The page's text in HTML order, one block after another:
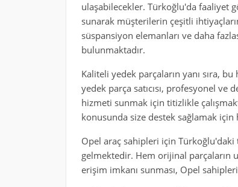
ulaşabilecekler. Türkoğlu'da faaliyet
sunarak müşterilerin çeşitli
süspansiyon elemanları ve daha
bulunmaktadır.
Kaliteli yedek parçaların yanı sıra,
yedek parça satıcısı, profesyonel
hizmeti sunmak için titizlikle
konusunda size destek sağlamak için
Opel araç sahipleri için
gelmektedir. Hem orijinal
erişim imkanı sunması, Opel